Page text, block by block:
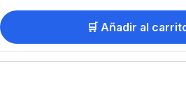
🛒 Añadir al